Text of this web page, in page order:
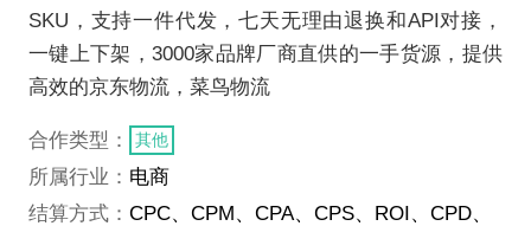
SKU，支持一件代发，七天无理由退换和API对接，
一键上下架，3000家品牌厂商直供的一手货源，提供
高效的京东物流，菜鸟物流
合作类型： 其他
所属行业： 电商
结算方式： CPC、CPM、CPA、CPS、ROI、CPD、